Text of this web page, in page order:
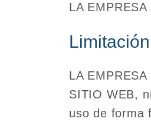
LA
LA
SITIO WEB,
uso de forma